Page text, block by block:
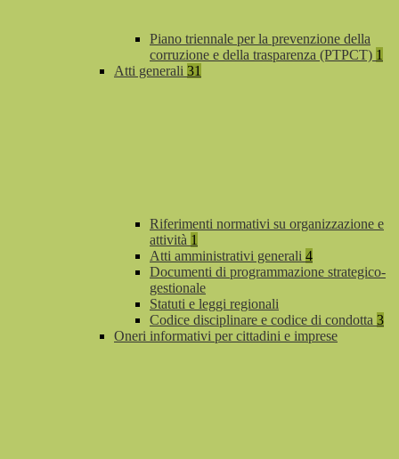
Piano triennale per la prevenzione della
corruzione e della trasparenza (PTPCT) 1
Atti generali 31
Riferimenti normativi su organizzazione e
attività 1
Atti amministrativi generali 4
Documenti di programmazione strategico-
gestionale
Statuti e leggi regionali
Codice disciplinare e codice di condotta 3
Oneri informativi per cittadini e imprese